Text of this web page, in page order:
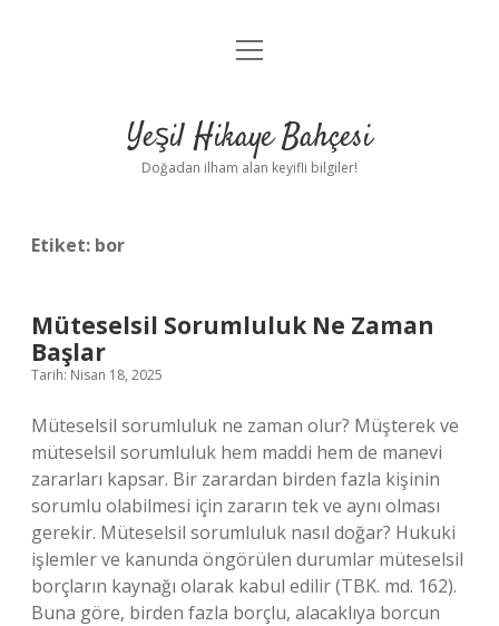
Anasayfa
Yasal Uyarı
menüyü
Yeşil Hikaye Bahçesi
Doğadan ilham alan keyifli bilgiler!
Etiket: bor
Müteselsil Sorumluluk Ne Zaman
Başlar
Tarih: Nisan 18, 2025
Müteselsil sorumluluk ne zaman olur? Müşterek ve
müteselsil sorumluluk hem maddi hem de manevi
zararları kapsar. Bir zarardan birden fazla kişinin
sorumlu olabilmesi için zararın tek ve aynı olması
gerekir. Müteselsil sorumluluk nasıl doğar? Hukuki
işlemler ve kanunda öngörülen durumlar müteselsil
borçların kaynağı olarak kabul edilir (TBK. md. 162).
Buna göre, birden fazla borçlu, alacaklıya borcun